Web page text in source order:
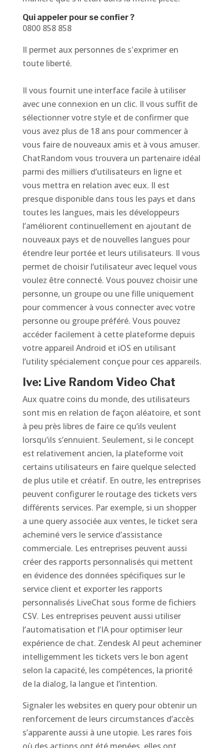
Qui appeler pour se confier ?
0800 858 858
Il permet aux personnes de s'exprimer en
toute liberté.
Il vous fournit une interface facile à utiliser
avec une connexion en un clic. Il vous suffit de
sélectionner votre style et de confirmer que
vous avez plus de 18 ans pour commencer à
vous faire de nouveaux amis et à vous amuser.
ChatRandom vous trouvera un partenaire idéal
parmi des milliers d’utilisateurs en ligne et
vous mettra en relation avec eux. Il est
presque disponible dans tous les pays et dans
toutes les langues, mais les développeurs
l’améliorent continuellement en ajoutant de
nouveaux pays et de nouvelles langues pour
étendre leur portée et leurs utilisateurs. Il vous
permet de choisir l’utilisateur avec lequel vous
voulez être connecté. Vous pouvez choisir une
personne, un groupe ou une fille uniquement
pour commencer à vous connecter avec votre
personne ou groupe préféré. Vous pouvez
accéder facilement à cette plateforme depuis
votre appareil Android et iOS en utilisant
l’utility spécialement conçue pour ces appareils.
Ive: Live Random Video Chat
Aux quatre coins du monde, des utilisateurs
sont mis en relation de façon aléatoire, et sont
à peu près libres de faire ce qu’ils veulent
lorsqu’ils s’ennuient. Seulement, si le concept
est relativement ancien, la plateforme voit
certains utilisateurs en faire quelque selected
de plus utile et créatif. En outre, les entreprises
peuvent configurer le routage des tickets vers
différents services. Par exemple, si un shopper
a une query associée aux ventes, le ticket sera
acheminé vers le service d’assistance
commerciale. Les entreprises peuvent aussi
créer des rapports personnalisés qui mettent
en évidence des données spécifiques sur le
service client et exporter les rapports
personnalisés LiveChat sous forme de fichiers
CSV. Les entreprises peuvent aussi utiliser
l’automatisation et l’IA pour optimiser leur
expérience de chat. Zendesk AI peut acheminer
intelligemment les tickets vers le bon agent
selon la capacité, les compétences, la priorité
de la dialog, la langue et l’intention.
Signaler les websites en query pour obtenir un
renforcement de leurs circumstances d’accès
s’apparente aussi à une utopie. Les rares fois